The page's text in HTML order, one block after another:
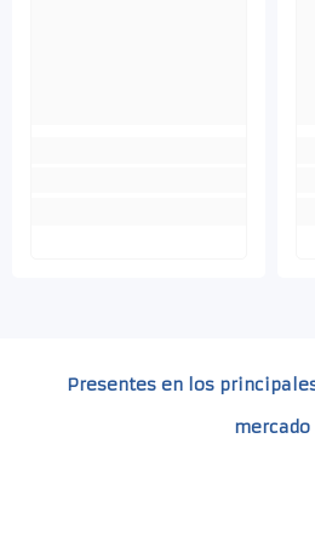
Presentes en los
mercado